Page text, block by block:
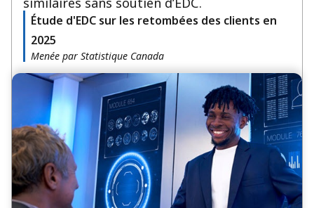
Étude d'EDC sur les retombées des clients en
2025
Menée par Statistique Canada